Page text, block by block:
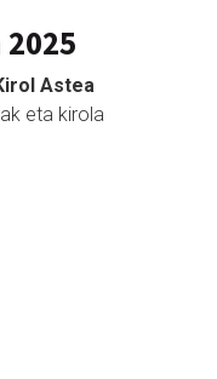
Astea
eta kirola